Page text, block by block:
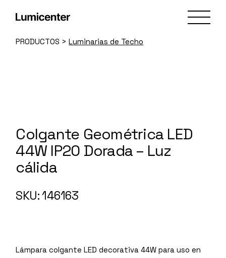
PRODUCTOS >Luminarias de Techo
Colgante Geométrica LED
44W IP20 Dorada – Luz
cálida
SKU: 146163
Lámpara colgante LED decorativa 44W para uso en